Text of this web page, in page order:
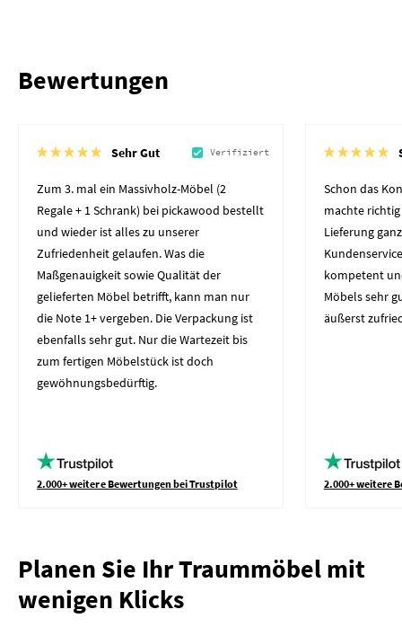
Bewertungen
Sehr Gut Verifiziert
Zum 3. mal ein Massivholz-Möbel (2
Regale + 1 Schrank) bei pickawood bestellt
und wieder ist alles zu unserer
Zufriedenheit gelaufen. Was die
Maßgenauigkeit sowie Qualität der
gelieferten Möbel betrifft, kann man nur
die Note 1+ vergeben. Die Verpackung ist
ebenfalls sehr gut. Nur die Wartezeit bis
zum fertigen Möbelstück ist doch
gewöhnungsbedürftig.
2.000+ weitere Bewertungen bei Trustpilot
Schon das
machte
Lieferung
kompetent
Möbels sehr
äußerst
2.000+ weitere
Planen Sie Ihr Traummöbel mit
wenigen Klicks